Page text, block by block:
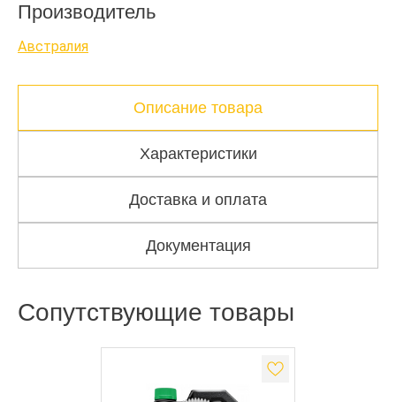
Производитель
Австралия
Описание товара
Характеристики
Доставка и оплата
Документация
Сопутствующие товары